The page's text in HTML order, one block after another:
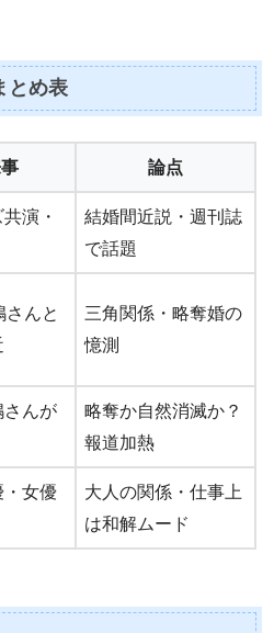
とめ表
論点
演・
結婚間近説・週刊誌
で話題
さんと
三角関係・略奪婚の
憶測
さんが
略奪か自然消滅か？
報道加熱
・女優
大人の関係・仕事上
は和解ムード